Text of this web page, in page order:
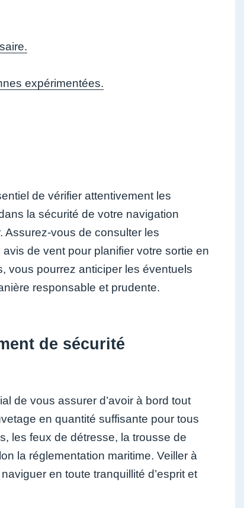
expérimentées.
de vérifier attentivement les
la sécurité de votre navigation
Assurez-vous de consulter les
de vent pour planifier votre sortie en
vous pourrez anticiper les éventuels
responsable et prudente.
de sécurité
de vous assurer d’avoir à bord tout
en quantité suffisante pour tous
les feux de détresse, la trousse de
la réglementation maritime. Veiller à
en toute tranquillité d’esprit et